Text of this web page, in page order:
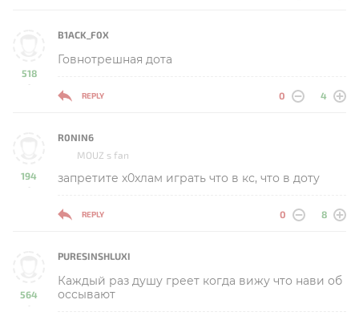
518
-
B1ACK_F0X
Говнотрешная дота
REPLY 0 4
194
-
R0NIN6
MOUZ s fan
запретите x0хлам играть что в кс, что в доту
REPLY 0 8
564
-
PURESINSHLUXI
Каждый раз душу греет когда вижу что нави об
оссывают